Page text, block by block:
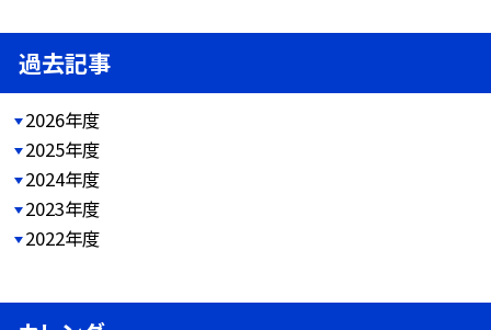
過去記事
2026年度
2025年度
2024年度
2023年度
2022年度